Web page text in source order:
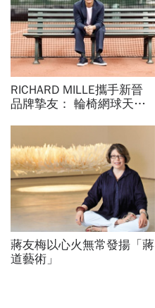
RICHARD MILLE攜手新晉
品牌摯友： 輪椅網球天才
蔣友梅以心火無常發揚「蔣
道藝術」